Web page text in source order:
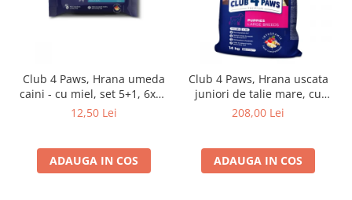
Club 4 Paws, Hrana umeda
caini - cu miel, set 5+1, 6x80
g
12,50 Lei
ADAUGA IN COS
Club 4 Paws, Hrana uscata
juniori de talie mare, cu
pui, 14kg
208,00 Lei
ADAUGA IN COS